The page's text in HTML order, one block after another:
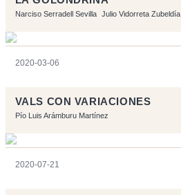
Narciso Serradell Sevilla Julio Vidorreta Zubeldía
2020-03-06
VALS CON VARIACIONES
Pío Luis Arámburu Martínez
2020-07-21